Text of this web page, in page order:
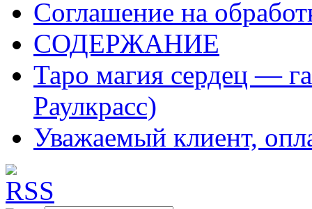
Соглашение на
СОДЕРЖАНИЕ
Таро магия сердец —
Раулкрасс)
Уважаемый клиент,